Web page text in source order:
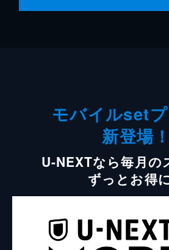
モバイルset
新登場！
U-NEXTなら毎月の
ずっとお得